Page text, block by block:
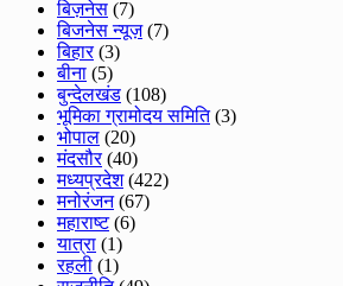
बिज़नेस (7)
बिजनेस न्यूज़(7)
बिहार(3)
बीना (5)
बुन्देलखंड (108)
भूमिका ग्रामोदय समिति(3)
भोपाल (20)
मंदसौर(40)
मध्यप्रदेश(422)
मनोरंजन(67)
महाराष्ट(6)
यात्रा (1)
रहली (1)